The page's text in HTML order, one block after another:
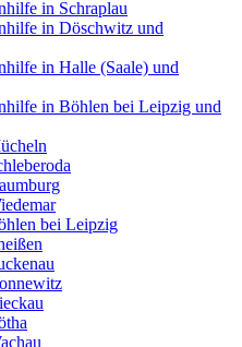
in Schraplau
in Döschwitz und
in Halle (Saale) und
in Böhlen bei Leipzig und
bei Leipzig